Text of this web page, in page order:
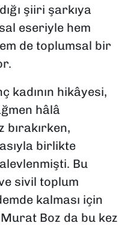
şiiri şarkıya
eseriyle hem
de toplumsal bir
kadının hikâyesi,
hâlâ
birlikte
Bu
sivil toplum
kalması için
Boz da bu kez